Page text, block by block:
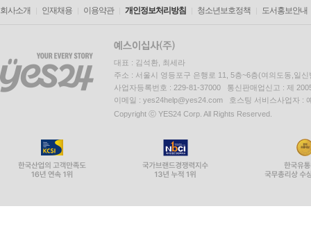
회사소개 인재채용 이용약관 개인정보처리방침 청소년보호정책 도서홍보안내
대표 : 김석환, 최세라
주소 : 서울시 영등포구 은행로 11, 5층~6층(여의도동,일신
사업자등록번호 : 229-81-37000 통신판매업신고 : 제
이메일 : yes24help@yes24.com 호스팅 서비스사업자 :
Copyright ⓒ YES24 Corp. All Rights Reserved.